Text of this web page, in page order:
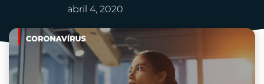
abril 4, 2020